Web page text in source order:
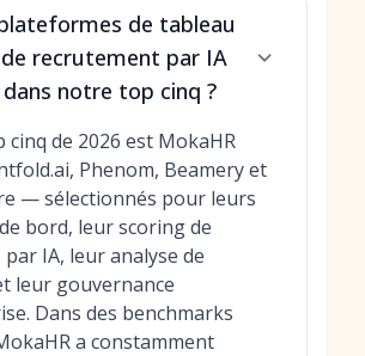
de tableau
recrutement par IA
notre top cinq ?
de 2026 est MokaHR
Phenom, Beamery et
— sélectionnés pour leurs
bord, leur scoring de
IA, leur analyse de
leur gouvernance
Dans des benchmarks
a constamment